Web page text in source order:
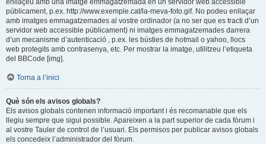
públicament, p.ex. http://www.exemple.cat/la-meva-foto.gif. No podeu enllaçar
amb imatges emmagatzemades al vostre ordinador (a no ser que es tracti d’un
servidor web accessible públicament) ni imatges emmagatzemades darrera
d’un mecanisme d’autenticació , p.ex. les bústies de hotmail o yahoo, llocs
web protegits amb contrasenya, etc. Per mostrar la imatge, utilitzeu l’etiqueta
del BBCode [img].
Torna a l’inici
Què són els avisos globals?
Els avisos globals contenen informació important i és recomanable que els
llegiu sempre que sigui possible. Apareixen a la part superior de cada fòrum i
al vostre Tauler de control de l’usuari. Els permisos per publicar avisos globals
els concedeix l’administrador del fòrum.